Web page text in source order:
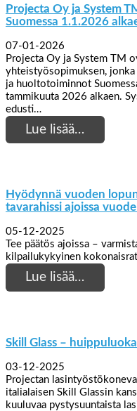
Projecta Oy ja System
Suomessa 1.1.2026
07-01-2026
Projecta Oy ja System TM
yhteistyösopimuksen,
ja huoltotoiminnot
tammikuuta 2026 alkaen.
edusti…
Lue lisää…
Hyödynnä vuoden
tavarahissi ajoissa
05-12-2025
Tee päätös ajoissa –
kilpailukykyinen
Lue lisää…
Skill Glass –
03-12-2025
Projectan
italialaisen Skill Glassin
kuuluvaa pystysuuntaista